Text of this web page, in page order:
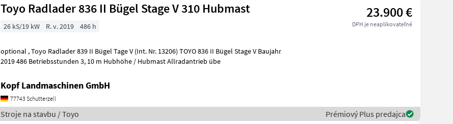
Toyo Radlader 836 II Bügel Stage V 310 Hubmast 23.900 €
DPH je neaplikovateľné
26 kS/19 kW R. v. 2019 486 h
optional , Toyo Radlader 839 II Bügel Tage V (Int. Nr. 13206) TOYO 836 II Bügel Stage V Baujahr
2019 486 Betriebsstunden 3, 10 m Hubhöhe / Hubmast Allradantrieb übe
Kopf Landmaschinen GmbH
77743 Schutterzell
Stroje na stavbu / Toyo Prémiový Plus predajca